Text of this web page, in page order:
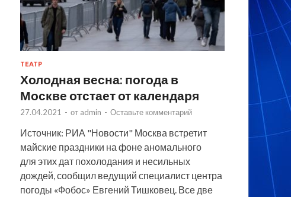
ТЕАТР
Холодная весна: погода в
Москве отстает от календаря
27.04.2021 - от admin - Оставьте комментарий
Источник: РИА "Новости" Москва встретит
майские праздники на фоне аномального
для этих дат похолодания и несильных
дождей, сообщил ведущий специалист центра
погоды «Фобос» Евгений Тишковец. Все две